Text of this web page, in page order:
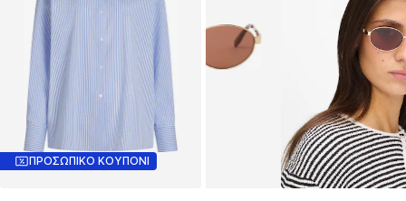
ΠΡΟΣΩΠΙΚΟ ΚΟΥΠΟΝΙ